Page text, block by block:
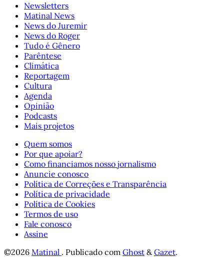
Newsletters
Matinal News
News do Juremir
News do Roger
Tudo é Gênero
Parêntese
Climática
Reportagem
Cultura
Agenda
Opinião
Podcasts
Mais projetos
Quem somos
Por que apoiar?
Como financiamos nosso jornalismo
Anuncie conosco
Política de Correções e Transparência
Política de privacidade
Política de Cookies
Termos de uso
Fale conosco
Assine
©2026 Matinal . Publicado com Ghost &Gazet.